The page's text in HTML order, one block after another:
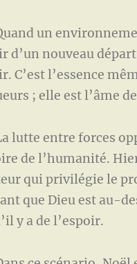
un
d’un nouveau
C’est l’essence
; elle est l’âme
entre forces
de l’humanité.
qui privilégie le
que Dieu est au-
y a de l’espoir.